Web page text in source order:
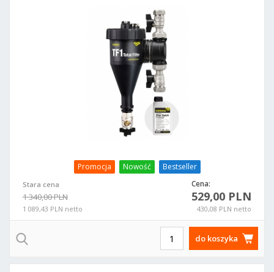
Promocja Nowość Bestseller
Stara cena
1 340,00 PLN
1 089,43 PLN netto
Cena:
529,00 PLN
430,08 PLN netto
do koszyka